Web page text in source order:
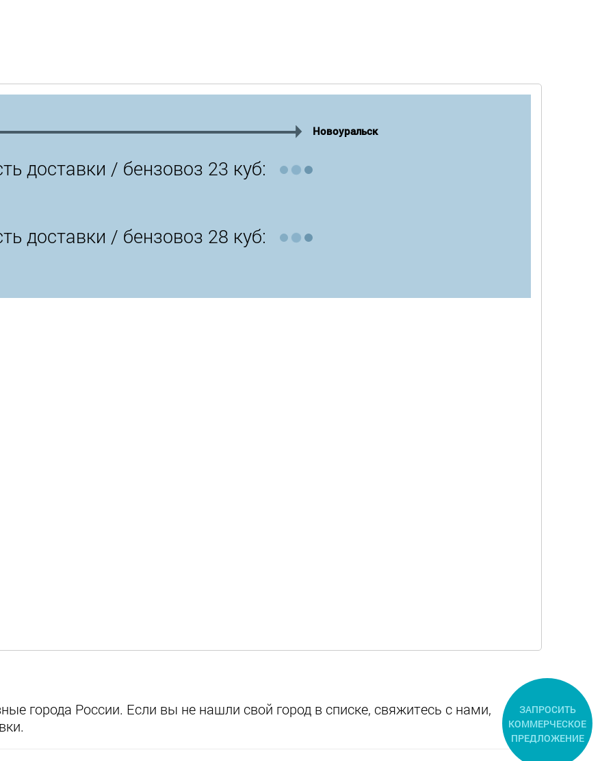
Новоуральск
доставки / бензовоз 23 куб:
доставки / бензовоз 28 куб:
города России. Если вы не нашли свой город в списке, свяжитесь с нами,
ЗАПРОСИТЬ
КОММЕРЧЕСКОЕ
ПРЕДЛОЖЕНИЕ